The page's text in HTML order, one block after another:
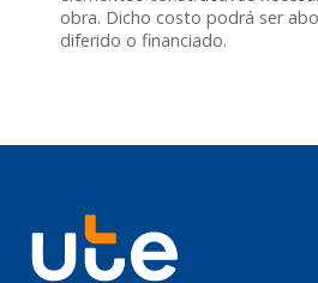
obra. Dicho costo podrá ser
diferido o financiado.